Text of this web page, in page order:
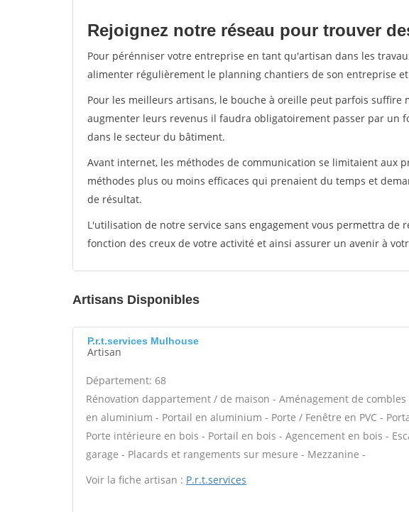
Rejoignez notre réseau pour trouver
Pour pérénniser votre entreprise en tant qu'artisan dans les
alimenter régulièrement le planning chantiers de son entreprise
Pour les meilleurs artisans, le bouche à oreille peut parfois suffire
augmenter leurs revenus il faudra obligatoirement passer par un
dans le secteur du bâtiment.
Avant internet, les méthodes de communication se limitaient aux
méthodes plus ou moins efficaces qui prenaient du temps et
de résultat.
L'utilisation de notre service sans engagement vous permettra de
fonction des creux de votre activité et ainsi assurer un avenir à
Artisans Disponibles
P.r.t.services Mulhouse
Artisan
Département: 68
Rénovation dappartement / de maison - Aménagement de
en aluminium - Portail en aluminium - Porte / Fenêtre en PVC -
Porte intérieure en bois - Portail en bois - Agencement en bois -
garage - Placards et rangements sur mesure - Mezzanine -
Voir la fiche artisan : P.r.t.services